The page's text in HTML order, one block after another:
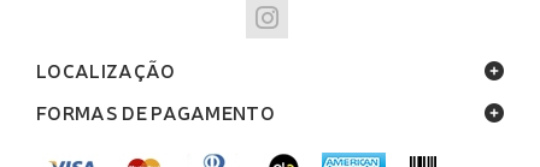
LOCALIZAÇÃO
FORMAS DE PAGAMENTO